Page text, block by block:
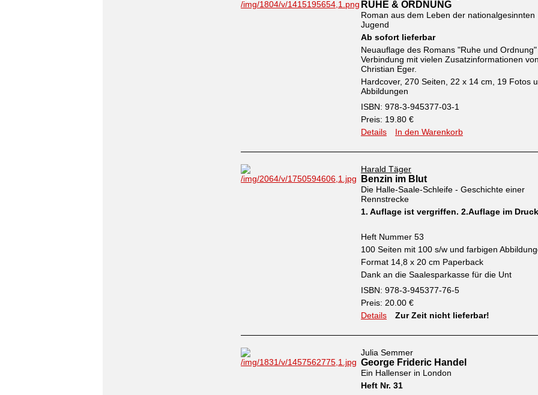
RUHE & ORDNUNG
Roman aus dem Leben der nationalgesinnten
Jugend
Ab sofort lieferbar
Neuauflage des Romans "Ruhe und Ordnung"
Verbindung mit vielen Zusatzinformationen von
Christian Eger.
Hardcover, 270 Seiten, 22 x 14 cm, 19 Fotos
Abbildungen
ISBN: 978-3-945377-03-1
Preis: 19.80 €
Details
In den Warenkorb
Harald Täger
Benzin im Blut
Die Halle-Saale-Schleife - Geschichte einer
Rennstrecke
1. Auflage ist vergriffen. 2.Auflage im Druck
Heft Nummer 53
100 Seiten mit 100 s/w und farbigen
Format 14,8 x 20 cm Paperback
Dank an die Saalesparkasse für die Unt
ISBN: 978-3-945377-76-5
Preis: 20.00 €
Details
Zur Zeit nicht lieferbar!
Julia Semmer
George Frideric Handel
Ein Hallenser in London
Heft Nr. 31